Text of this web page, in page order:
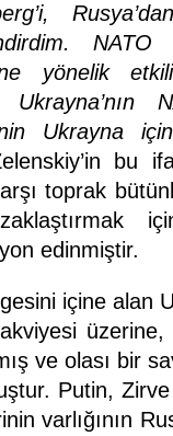
NATO
yönelik
Ukrayna
bu
toprak
edinmiştir.
içine alan
ve olası bir
Putin,
varlığının